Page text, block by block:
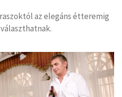
az elegáns étteremig